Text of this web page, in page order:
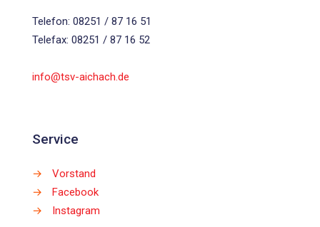
Telefon: 08251 / 87 16 51
Telefax: 08251 / 87 16 52
info@tsv-aichach.de
Service
→
Vorstand
→
Facebook
→
Instagram